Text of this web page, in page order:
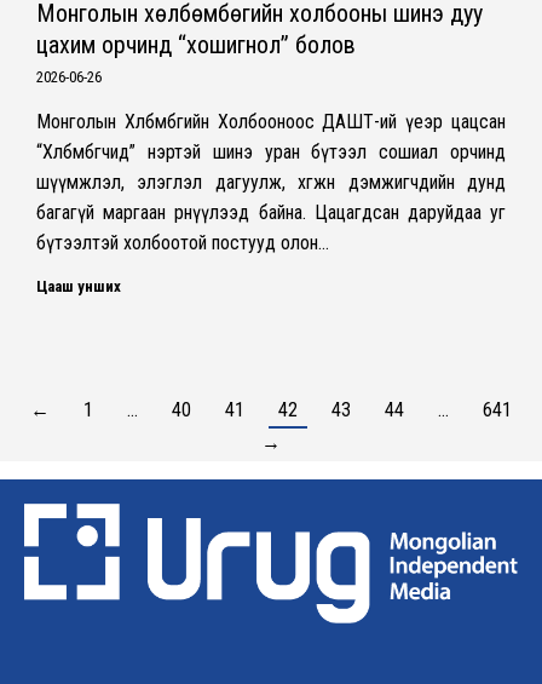
Монголын хөлбөмбөгийн холбооны шинэ дуу
цахим орчинд “хошигнол” болов
2026-06-26
Монголын Хөлбөмбөгийн Холбооноос ДАШТ-ий үеэр цацсан
“Хөлбөмбөгчид” нэртэй шинэ уран бүтээл сошиал орчинд
шүүмжлэл, элэглэл дагуулж, хөгжөөн дэмжигчдийн дунд
багагүй маргаан өрнүүлээд байна. Цацагдсан даруйдаа уг
бүтээлтэй холбоотой постууд олон…
Цааш унших
← 1 … 40 41 42 43 44 …
641
→